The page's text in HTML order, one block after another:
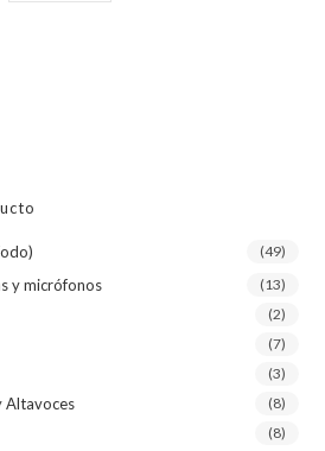
(49)
y micrófonos (13)
(2)
(7)
(3)
Altavoces (8)
(8)